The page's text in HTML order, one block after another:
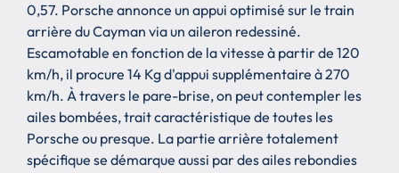
0,57. Porsche annonce un appui optimisé sur le train
arrière du Cayman via un aileron redessiné.
Escamotable en fonction de la vitesse à partir de 120
km/h, il procure 14 Kg d'appui supplémentaire à 270
km/h. À travers le pare-brise, on peut contempler les
ailes bombées, trait caractéristique de toutes les
Porsche ou presque. La partie arrière totalement
spécifique se démarque aussi par des ailes rebondies